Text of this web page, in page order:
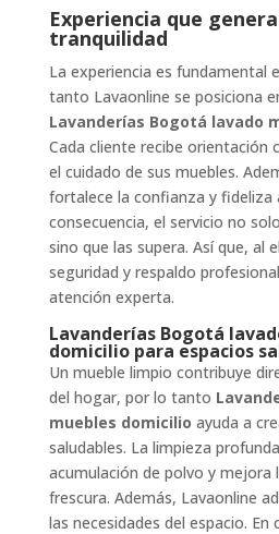
Experiencia que
tranquilidad
La experiencia es fundamental
tanto Lavaonline se posiciona
Lavanderías Bogotá lavado
Cada cliente recibe orientación
el cuidado de sus muebles.
fortalece la confianza y fideliza
consecuencia, el servicio no
sino que las supera. Así que, al
seguridad y respaldo
atención experta.
Lavanderías Bogotá
domicilio para espacios
Un mueble limpio contribuye
del hogar, por lo tanto
muebles domicilio ayuda a
saludables. La limpieza
acumulación de polvo y mejora
frescura. Además, Lavaonline
las necesidades del espacio. En